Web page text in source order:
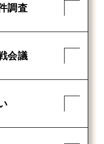
調査
会議